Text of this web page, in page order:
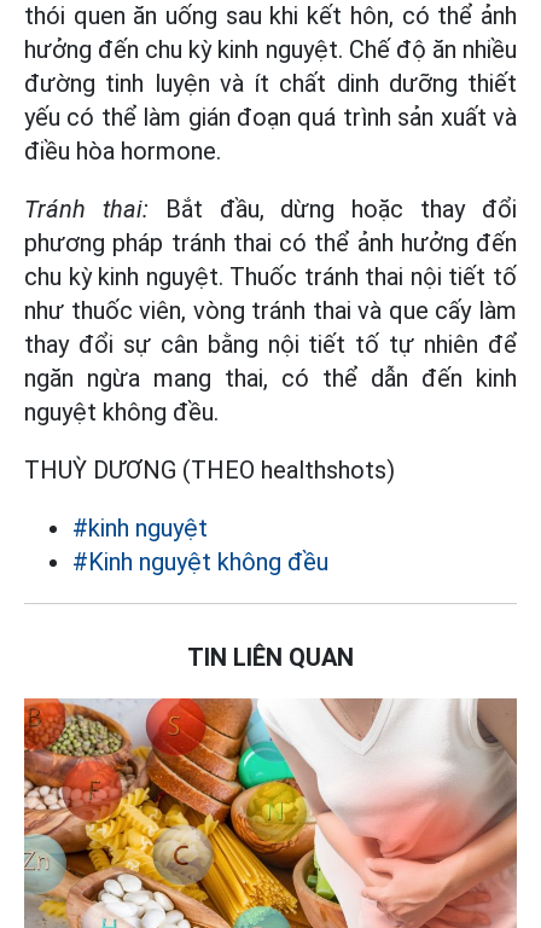
thói quen ăn uống sau khi kết hôn, có thể ảnh
hưởng đến chu kỳ kinh nguyệt. Chế độ ăn nhiều
đường tinh luyện và ít chất dinh dưỡng thiết
yếu có thể làm gián đoạn quá trình sản xuất và
điều hòa hormone.
Tránh thai: Bắt đầu, dừng hoặc thay đổi
phương pháp tránh thai có thể ảnh hưởng đến
chu kỳ kinh nguyệt. Thuốc tránh thai nội tiết tố
như thuốc viên, vòng tránh thai và que cấy làm
thay đổi sự cân bằng nội tiết tố tự nhiên để
ngăn ngừa mang thai, có thể dẫn đến kinh
nguyệt không đều.
THUỲ DƯƠNG (THEO healthshots)
#kinh nguyệt
#Kinh nguyệt không đều
TIN LIÊN QUAN